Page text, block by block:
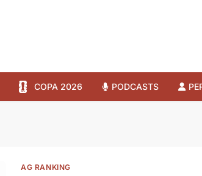
COPA 2026 PODCASTS
AG RANKING